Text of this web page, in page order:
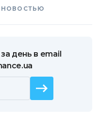
НОВОСТЬЮ
день в email